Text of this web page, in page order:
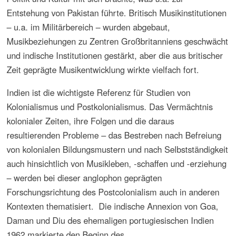
britische, sondern auch portugiesische, italienische und
naturgemäß chinesische – Perspektiven.
Entwicklung der Studien
Die Kritik des Konstrukts Orient/Okzident von E.W. Said in
seinem Buch „Orientalismus“ ruft allerdings die
Notwendigkeit ins Bewusstsein, dass auch und vor allem
die Teilung der Welt in Orient und Okzident als
Einflusssphären Portugals und Spaniens zu Beginn der
Neuzeit im Mittelpunkt der Überlegungen stehen sollte.
Dabei fiel Portugal der Osten zu, was die Entfachung von